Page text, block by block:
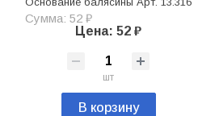
Сумма: 52 ₽
Цена: 52 ₽
шт
В корзину